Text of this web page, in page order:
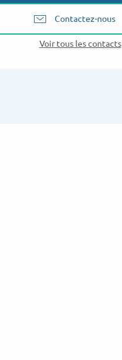
Contactez-nous
Voir tous les contacts